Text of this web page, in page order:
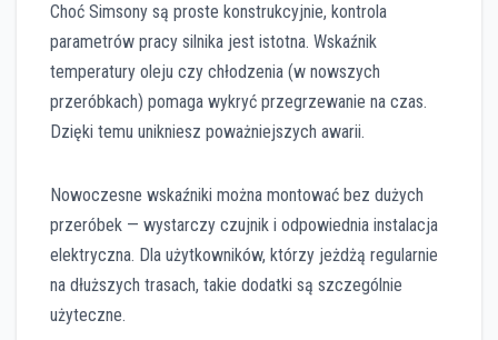
Choć Simsony są proste konstrukcyjnie, kontrola
parametrów pracy silnika jest istotna. Wskaźnik
temperatury oleju czy chłodzenia (w nowszych
przeróbkach) pomaga wykryć przegrzewanie na czas.
Dzięki temu unikniesz poważniejszych awarii.
Nowoczesne wskaźniki można montować bez dużych
przeróbek — wystarczy czujnik i odpowiednia instalacja
elektryczna. Dla użytkowników, którzy jeżdżą regularnie
na dłuższych trasach, takie dodatki są szczególnie
użyteczne.